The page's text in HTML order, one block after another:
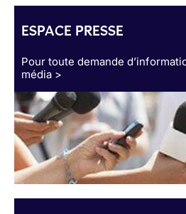
ESPACE PRESSE
Pour toute demande
média >